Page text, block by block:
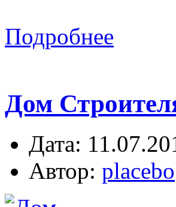
Подробнее
Дом
Дата:
Автор: placebo